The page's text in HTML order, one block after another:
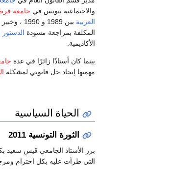
والاجتماعية بتونس في جامعة
العربية
المكلفة بمراجعة مسودة الدستور
الأكاديمية.
بينما كان أستاذًا زائرًا في عدة
مهمتها إيجاد حل قانوني لمشكلة
الحياة السياسية
الثورة التونسية 2011
برز الأستاذ الجامعي قيس سعيد
التي طرأت عليه بكل احترام